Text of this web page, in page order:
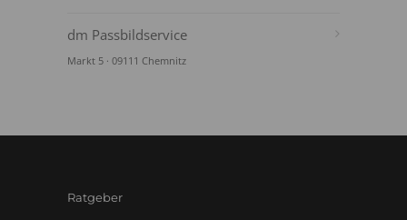
dm Passbildservice
Markt 5 · 09111 Chemnitz
Ratgeber